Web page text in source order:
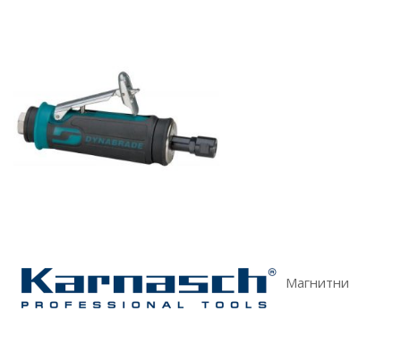
Магнитни